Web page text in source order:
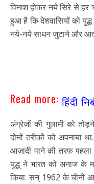
विनाश होकर नये सिरे से हर
हुआ है कि देशवासियों को
नये-नये साधन जुटाने और
Read more:हिंदी
अंग्रेजों की गुलामी को
दोनों तरीकों को अपनाया
आज़ादी पाने की तरफ
युद्ध् ने भारत को अनाज के
किया. सन् 1962 के चीनी